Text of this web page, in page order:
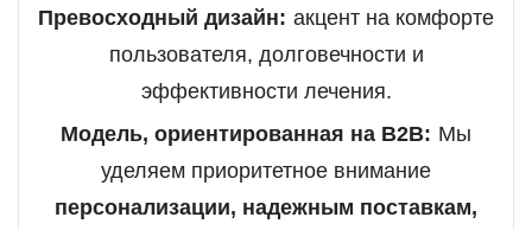
Превосходный дизайн: акцент на комфорте
пользователя, долговечности и
эффективности лечения.
Модель, ориентированная на B2B: Мы
уделяем приоритетное внимание
персонализации, надежным поставкам,